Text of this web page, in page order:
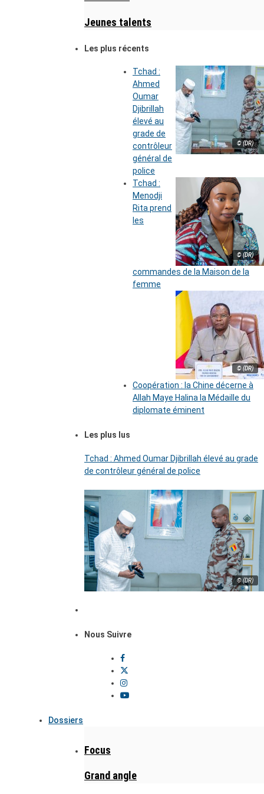
Jeunes talents
Les plus récents
© (DR)
Tchad :
Ahmed
Oumar
Djibrillah
élevé au
grade de
contrôleur
général de
police
© (DR)
Tchad :
Menodji
Rita prend
les
commandes de la Maison de la
femme
© (DR)
Coopération : la Chine décerne à
Allah Maye Halina la Médaille du
diplomate éminent
Les plus lus
Tchad : Ahmed Oumar Djibrillah élevé au grade
de contrôleur général de police
© (DR)
Nous Suivre
Dossiers
Focus
Grand angle